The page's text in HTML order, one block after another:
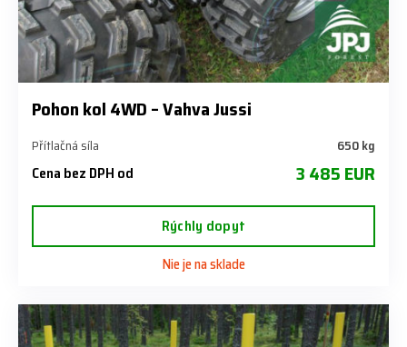
Pohon kol 4WD – Vahva Jussi
Přítlačná síla 650 kg
Cena bez DPH od 3 485 EUR
Rýchly dopyt
Nie je na sklade